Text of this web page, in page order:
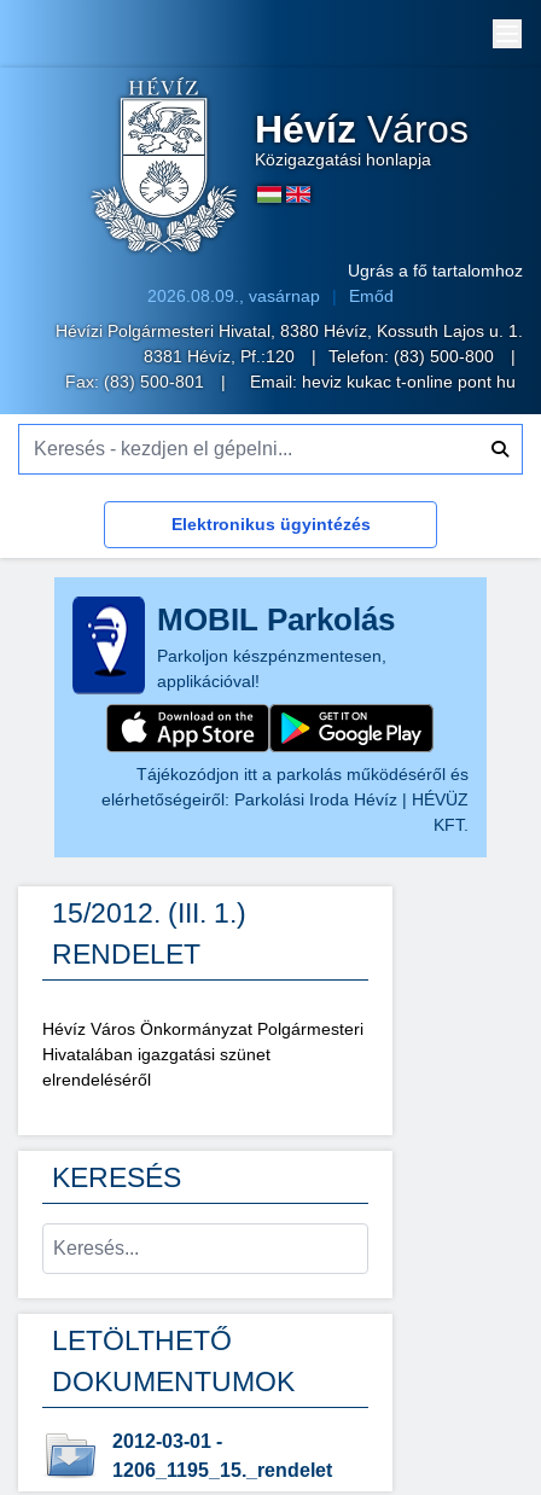
Hévíz Város
Közigazgatási honlapja
Ugrás a fő tartalomhoz
2026.08.09., vasárnap
Emőd
Hévízi Polgármesteri Hivatal, 8380 Hévíz, Kossuth Lajos u. 1.
8381 Hévíz, Pf.:120
Telefon: (83) 500-800
Fax: (83) 500-801
Email: heviz kukac t-online pont hu
Elektronikus ügyintézés
MOBIL Parkolás
Parkoljon készpénzmentesen,
applikációval!
Tájékozódjon itt a parkolás működéséről és
elérhetőségeiről: Parkolási Iroda Hévíz | HÉVÜZ
KFT.
15/2012. (III. 1.)
RENDELET
Hévíz Város Önkormányzat Polgármesteri
Hivatalában igazgatási szünet
elrendeléséről
KERESÉS
LETÖLTHETŐ
DOKUMENTUMOK
2012-03-01 -
1206_1195_15._rendelet